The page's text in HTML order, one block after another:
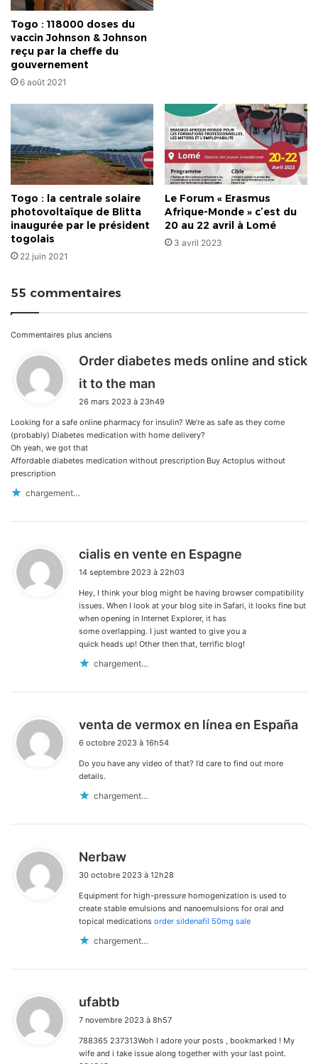
Togo : 118000 doses du
vaccin Johnson & Johnson
reçu par la cheffe du
gouvernement
6 août 2021
Togo : la centrale solaire
photovoltaïque de Blitta
inaugurée par le président
togolais
22 juin 2021
Le Forum « Erasmus
Afrique-Monde » c’est du
20 au 22 avril à Lomé
3 avril 2023
55 commentaires
Navigation
dans
les
commentaires
Commentaires plus anciens
Order diabetes meds online and stick
it to the man
t
:
26 mars 2023 à 23h49
Looking for a safe online pharmacy for insulin? We’re as safe as they come
(probably) Diabetes medication with home delivery?
Oh yeah, we got that
Affordable diabetes medication without prescription Buy Actoplus without
prescription
chargement…
cialis en vente en Espagne
:
14 septembre 2023 à 22h03
Hey, I think your blog might be having browser compatibility
issues. When I look at your blog site in Safari, it looks fine but
when opening in Internet Explorer, it has
some overlapping. I just wanted to give you a
quick heads up! Other then that, terrific blog!
chargement…
venta de vermox en línea en España
6 octobre 2023 à 16h54
Do you have any video of that? I’d care to find out more
details.
chargement…
Nerbaw
t
30 octobre 2023 à 12h28
Equipment for high-pressure homogenization is used to
create stable emulsions and nanoemulsions for oral and
topical medications order sildenafil 50mg sale
chargement…
ufabtb
t
:
7 novembre 2023 à 8h57
788365 237313Woh I adore your posts , bookmarked ! My
wife and i take issue along together with your last point.